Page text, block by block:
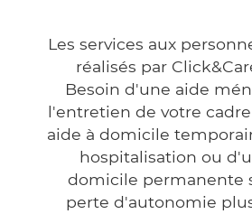
Les services aux
réalisés par
Besoin d'une aide
l'entretien de votre
aide à domicile
hospitalisation ou
domicile permanente
perte d'autonomie